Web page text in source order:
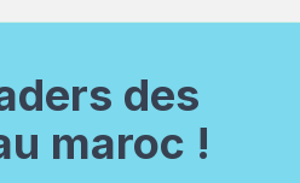
des
maroc !